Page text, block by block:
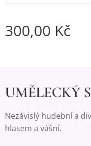
300,00 Kč
UMĚLECKÝ
Nezávislý hudební a
hlasem a vášní.